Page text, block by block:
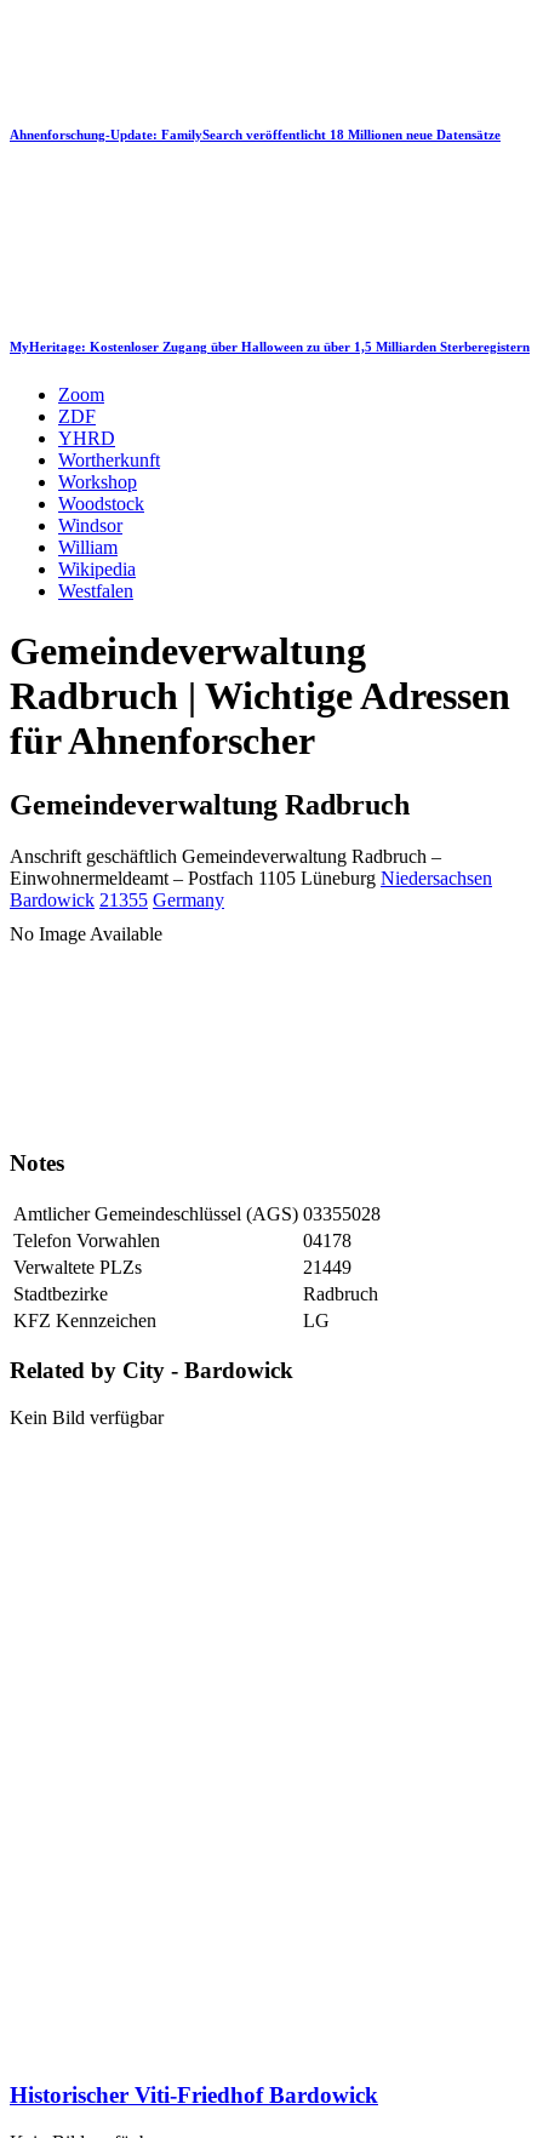
Ahnenforschung-Update: FamilySearch veröffentlicht 18 Millionen neue Datensätze
MyHeritage: Kostenloser Zugang über Halloween zu über 1,5 Milliarden Sterberegistern
Zoom
ZDF
YHRD
Wortherkunft
Workshop
Woodstock
Windsor
William
Wikipedia
Westfalen
Gemeindeverwaltung
Radbruch | Wichtige Adressen
für Ahnenforscher
Gemeindeverwaltung Radbruch
Anschrift geschäftlich Gemeindeverwaltung Radbruch –
Einwohnermeldeamt – Postfach 1105 Lüneburg Niedersachsen
Bardowick 21355 Germany
No Image Available
Notes
Amtlicher Gemeindeschlüssel (AGS) 03355028
Telefon Vorwahlen
04178
Verwaltete PLZs
21449
Stadtbezirke
Radbruch
KFZ Kennzeichen
LG
Related by City - Bardowick
Kein Bild verfügbar
Historischer Viti-Friedhof Bardowick